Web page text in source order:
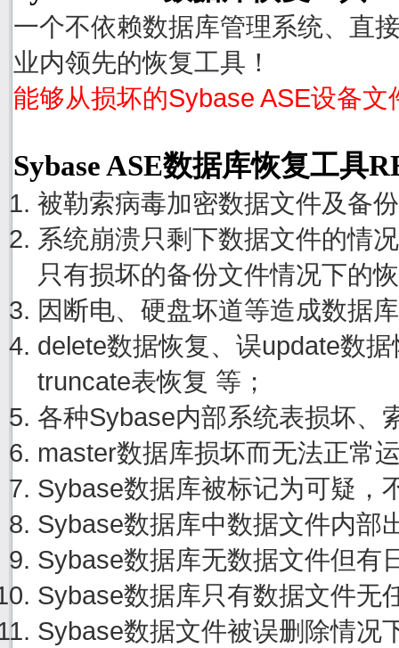
一个不依赖数据库管理系统、直
业内领先的恢复工具！
能够从损坏的Sybase ASE设备
Sybase ASE数据库恢复工具
被勒索病毒加密数据文件及备
系统崩溃只剩下数据文件的情
只有损坏的备份文件情况下的
因断电、硬盘坏道等造成数据
delete数据恢复、误update数
truncate表恢复 等；
各种Sybase内部系统表损坏、
master数据库损坏而无法正常
Sybase数据库被标记为可疑，
Sybase数据库中数据文件内部
Sybase数据库无数据文件但有
Sybase数据库只有数据文件无
Sybase数据文件被误删除情况